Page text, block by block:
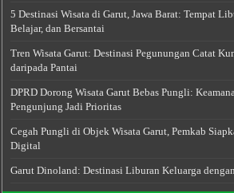
5 Destinasi Wisata di Garut, Jawa Barat: Tempat
Belajar, dan Bersantai
Tren Wisata Garut: Destinasi Pegunungan Catat
daripada Pantai
DPRD Dorong Wisata Garut Bebas Pungli:
Pengunjung Jadi Prioritas
Cegah Pungli di Objek Wisata Garut, Pemkab
Digital
Garut Dinoland: Destinasi Liburan Keluarga